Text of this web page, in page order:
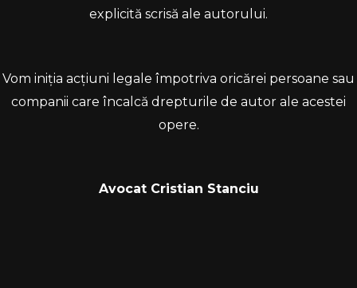
explicită scrisă ale autorului.
Vom iniția acțiuni legale împotriva oricărei persoane sau
companii care încalcă drepturile de autor ale acestei
opere.
Avocat Cristian Stanciu